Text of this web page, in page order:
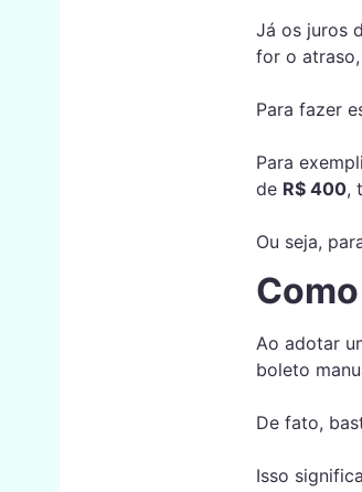
Já os juros
for o
Para fazer
Para
de R$ 400,
Ou seja,
Ao adotar
boleto
De fato,
Isso